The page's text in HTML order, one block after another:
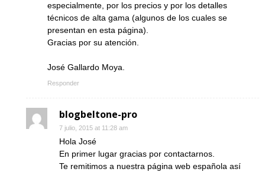
especialmente, por los precios y por los detalles
técnicos de alta gama (algunos de los cuales se
presentan en esta página).
Gracias por su atención.
José Gallardo Moya.
Responder
blogbeltone-pro
7 julio, 2015 at 11:28 am
Hola José
En primer lugar gracias por contactarnos.
Te remitimos a nuestra página web española así